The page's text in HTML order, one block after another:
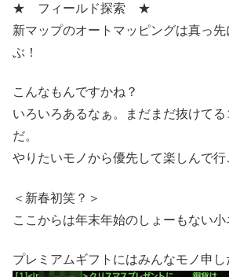
★ フィールド探索 ★
新マップのオートマッピングは真っ
ぶ！
こんなもんですかね？
いろいろあるなぁ。まだまだ抜けてる
だ。
やりたいモノから優先して楽しんで行
＜新春初笑？＞
ここからは年末年始のしょーもない小
プレミアムギフトにはみんなモノ申し